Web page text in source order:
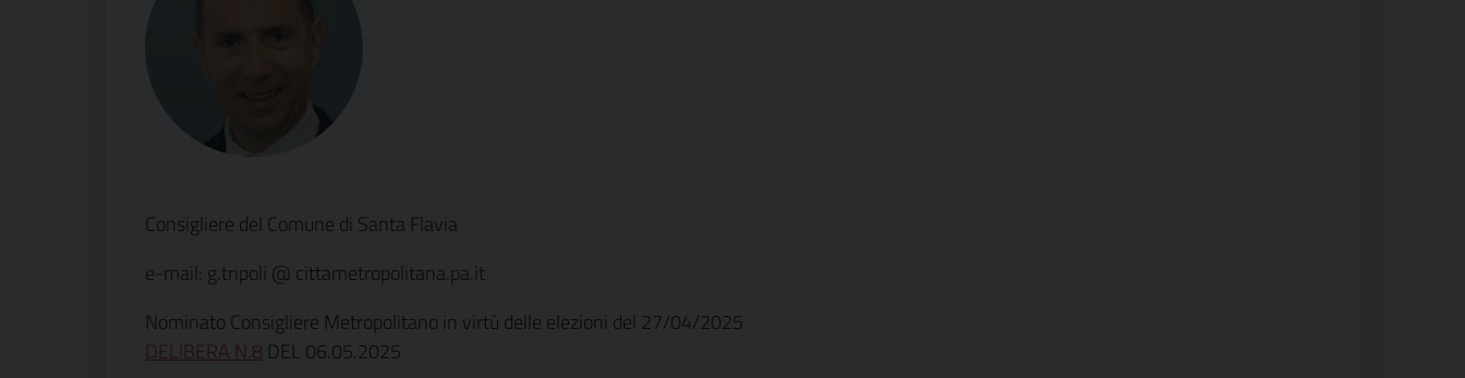
Consigliere del Comune di Santa Flavia
e-mail: g.tripoli @ cittametropolitana.pa.it
Nominato Consigliere Metropolitano in virtù delle elezioni del 27/04/2025
DELIBERA N.8 DEL 06.05.2025